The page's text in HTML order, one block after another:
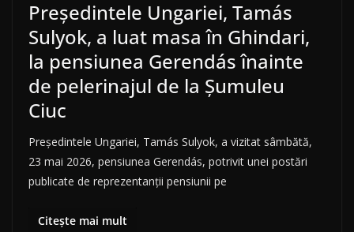
Președintele Ungariei, Tamás
Sulyok, a luat masa în Ghindari,
la pensiunea Gerendás înainte
de pelerinajul de la Șumuleu
Ciuc
Președintele Ungariei, Tamás Sulyok, a vizitat sâmbătă,
23 mai 2026, pensiunea Gerendás, potrivit unei postări
publicate de reprezentanții pensiunii pe
Citește mai mult